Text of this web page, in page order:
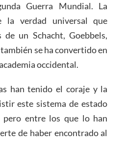
Guerra Mundial. La
la verdad universal que
de un Schacht, Goebbels,
se ha convertido en
occidental.
han tenido el coraje y la
este sistema de estado
pero entre los que lo han
de haber encontrado al